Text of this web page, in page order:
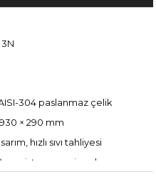
304 paslanmaz çelik
× 290 mm
hızlı sıvı tahliyesi
rezistans, sessiz çalışma,